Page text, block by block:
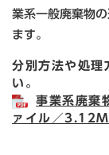
業系一般廃棄物
ます。
分別方法や処理
い。
事業系廃棄
ァイル／